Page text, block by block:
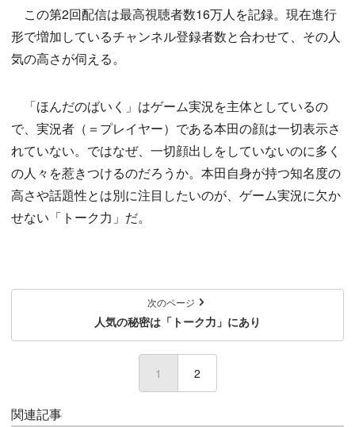
この第2回配信は最高視聴者数16万人を記録。現在進行
形で増加しているチャンネル登録者数と合わせて、その人
気の高さが伺える。
「ほんだのばいく」はゲーム実況を主体としているの
で、実況者（＝プレイヤー）である本田の顔は一切表示さ
れていない。ではなぜ、一切顔出しをしていないのに多く
の人々を惹きつけるのだろうか。本田自身が持つ知名度の
高さや話題性とは別に注目したいのが、ゲーム実況に欠か
せない「トーク力」だ。
次のページ
人気の秘密は「トーク力」にあり
1 (current)
2
関連記事